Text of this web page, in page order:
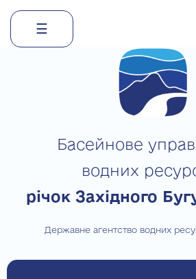
☰
Басейнове
водних
річок Західного
Державне агентство водних